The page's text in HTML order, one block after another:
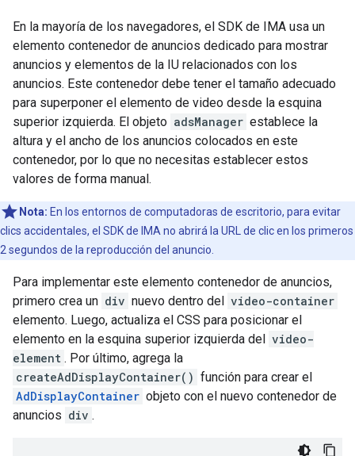
En la mayoría de los navegadores, el SDK de IMA usa un
elemento contenedor de anuncios dedicado para mostrar
anuncios y elementos de la IU relacionados con los
anuncios. Este contenedor debe tener el tamaño adecuado
para superponer el elemento de video desde la esquina
superior izquierda. El objeto adsManager establece la
altura y el ancho de los anuncios colocados en este
contenedor, por lo que no necesitas establecer estos
valores de forma manual.
Nota: En los entornos de computadoras de escritorio, para evitar
clics accidentales, el SDK de IMA no abrirá la URL de clic en los primeros
2 segundos de la reproducción del anuncio.
Para implementar este elemento contenedor de anuncios,
primero crea un div nuevo dentro del video-container
elemento. Luego, actualiza el CSS para posicionar el
elemento en la esquina superior izquierda del video-
element . Por último, agrega la
createAdDisplayContainer() función para crear el
AdDisplayContainer objeto con el nuevo contenedor de
anuncios div .